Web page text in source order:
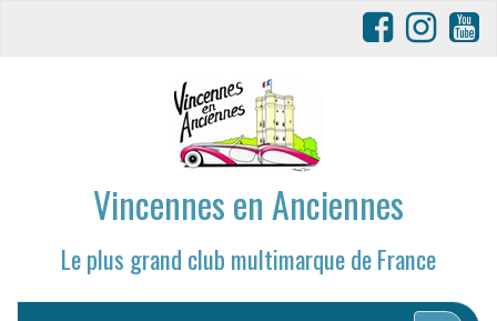
Vincennes en Anciennes
Le plus grand club multimarque de France